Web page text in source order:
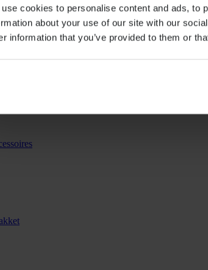
use cookies to personalise content and ads, to
about your use of our site with our
information that you’ve provided to them or
Accessoires